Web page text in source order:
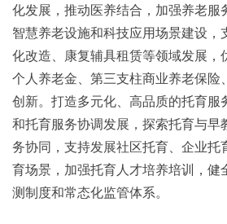
化发展，推动医养结合，加强养老服
智慧养老设施和科技应用场景建设，
化改造、康复辅具租赁等领域发展，
个人养老金、第三支柱商业养老保险
创新。打造多元化、高品质的托育服
和托育服务协调发展，探索托育与早
务协同，支持发展社区托育、企业托
育场景，加强托育人才培养培训，健
测制度和常态化监管体系。